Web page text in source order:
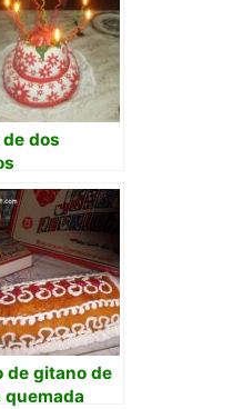
dos
de gitano de
quemada